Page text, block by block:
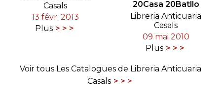
Casals
13 févr. 2013
Plus
20Casa 20Batllo
Libreria Anticuaria
Casals
09 mai 2010
Plus
Voir tous Les Catalogues de Libreria Anticuaria
Casals